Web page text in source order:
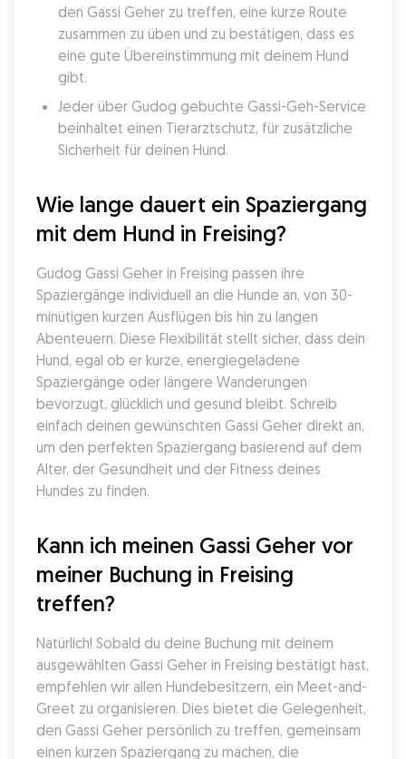
den Gassi Geher zu treffen, eine kurze Route
zusammen zu üben und zu bestätigen, dass es
eine gute Übereinstimmung mit deinem Hund
gibt.
Jeder über Gudog gebuchte Gassi-Geh-Service
beinhaltet einen Tierarztschutz, für zusätzliche
Sicherheit für deinen Hund.
Wie lange dauert ein Spaziergang
mit dem Hund in Freising?
Gudog Gassi Geher in Freising passen ihre
Spaziergänge individuell an die Hunde an, von 30-
minütigen kurzen Ausflügen bis hin zu langen
Abenteuern. Diese Flexibilität stellt sicher, dass dein
Hund, egal ob er kurze, energiegeladene
Spaziergänge oder längere Wanderungen
bevorzugt, glücklich und gesund bleibt. Schreib
einfach deinen gewünschten Gassi Geher direkt an,
um den perfekten Spaziergang basierend auf dem
Alter, der Gesundheit und der Fitness deines
Hundes zu finden.
Kann ich meinen Gassi Geher vor
meiner Buchung in Freising
treffen?
Natürlich! Sobald du deine Buchung mit deinem
ausgewählten Gassi Geher in Freising bestätigt hast,
empfehlen wir allen Hundebesitzern, ein Meet-and-
Greet zu organisieren. Dies bietet die Gelegenheit,
den Gassi Geher persönlich zu treffen, gemeinsam
einen kurzen Spaziergang zu machen, die